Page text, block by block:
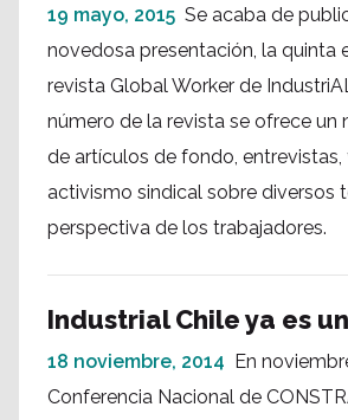
19 mayo, 2015 Se acaba de
novedosa presentación, la quinta
revista Global Worker de
número de la revista se ofrece un
de artículos de fondo, entrevistas,
activismo sindical sobre diversos
perspectiva de los trabajadores.
Industrial Chile ya es
18 noviembre, 2014 En
Conferencia Nacional de